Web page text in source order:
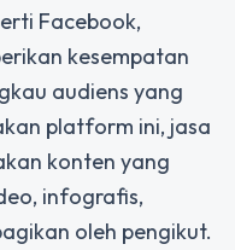
Facebook,
kesempatan
audiens yang
platform ini, jasa
konten yang
infografis,
oleh pengikut.